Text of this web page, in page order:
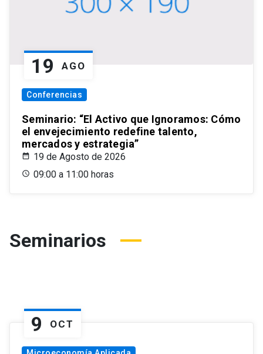
19 AGO
Conferencias
Seminario: “El Activo que Ignoramos: Cómo
el envejecimiento redefine talento,
mercados y estrategia”
19 de Agosto de 2026
09:00 a 11:00 horas
Seminarios
9 OCT